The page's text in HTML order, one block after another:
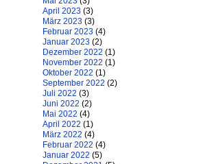
April 2023 (3)
März 2023 (3)
Februar 2023 (4)
Januar 2023 (2)
Dezember 2022 (1)
November 2022 (1)
Oktober 2022 (1)
September 2022 (2)
Juli 2022 (3)
Juni 2022 (2)
Mai 2022 (4)
April 2022 (1)
März 2022 (4)
Februar 2022 (4)
Januar 2022 (5)